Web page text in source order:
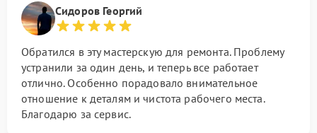
Сидоров Георгий
Обратился в эту мастерскую для ремонта. Проблему
устранили за один день, и теперь все работает
отлично. Особенно порадовало внимательное
отношение к деталям и чистота рабочего места.
Благодарю за сервис.